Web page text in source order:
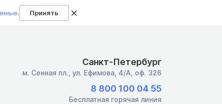
. Принять
Санкт-Петербург
м. Сенная пл., ул. Ефимова, 4/А, оф. 326
8 800 100 04 55
Бесплатная горячая линия